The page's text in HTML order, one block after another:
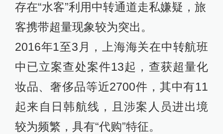
存在“水客”利用中转通道走私嫌疑，旅
客携带超量现象较为突出。
2016年1至3月，上海海关在中转航班
中已立案查处案件13起，查获超量化
妆品、奢侈品等近2700件，其中有11
起来自日韩航线，且涉案人员进出境
较为频繁，具有“代购”特征。